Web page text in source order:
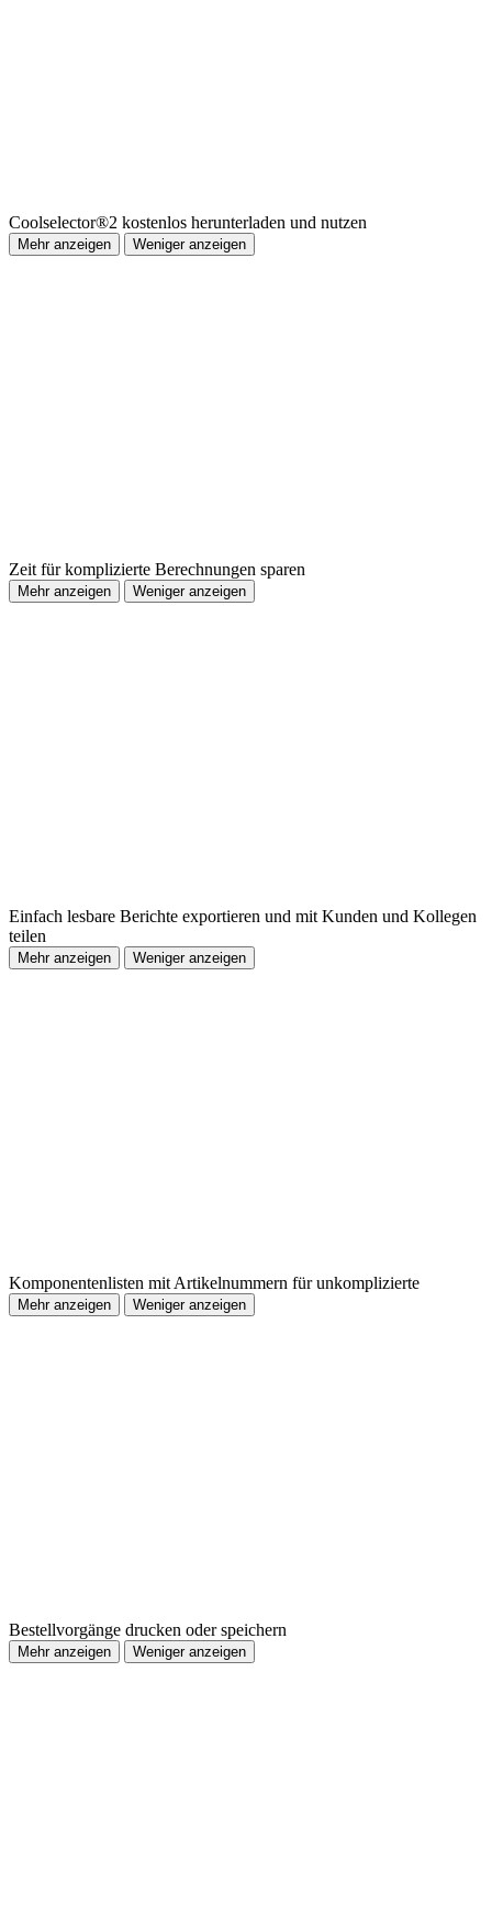
Coolselector®2 kostenlos herunterladen und nutzen
Mehr anzeigen Weniger anzeigen
Zeit für komplizierte Berechnungen sparen
Mehr anzeigen Weniger anzeigen
Einfach lesbare Berichte exportieren und mit Kunden und Kollegen
teilen
Mehr anzeigen Weniger anzeigen
Komponentenlisten mit Artikelnummern für unkomplizierte
Mehr anzeigen Weniger anzeigen
Bestellvorgänge drucken oder speichern
Mehr anzeigen Weniger anzeigen